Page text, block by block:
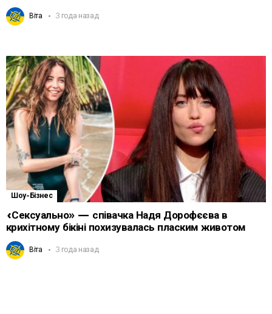
Віта 3 года назад
Шоу-Бізнес
«Сексуально» — співачка Надя Дорофєєва в
крихітному бікіні похизувалась пласким животом
Віта 3 года назад